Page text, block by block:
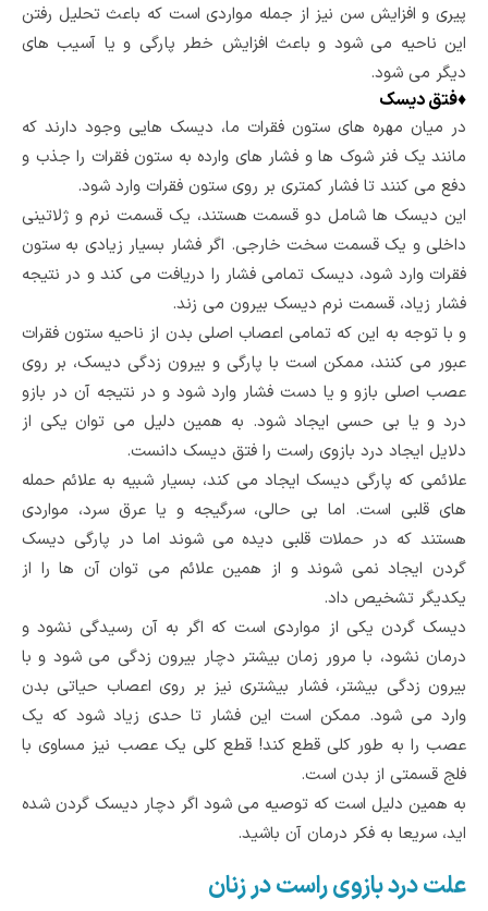
پیری و افزایش سن نیز از جمله مواردی است که باعث تحلیل رفتن
این ناحیه می شود و باعث افزایش خطر پارگی و یا آسیب های
دیگر می شود.
♦فتق دیسک
در میان مهره های ستون فقرات ما، دیسک هایی وجود دارند که
مانند یک فنر شوک ها و فشار های وارده به ستون فقرات را جذب و
دفع می کنند تا فشار کمتری بر روی ستون فقرات وارد شود.
این دیسک ها شامل دو قسمت هستند، یک قسمت نرم و ژلاتینی
داخلی و یک قسمت سخت خارجی. اگر فشار بسیار زیادی به ستون
فقرات وارد شود، دیسک تمامی فشار را دریافت می کند و در نتیجه
فشار زیاد، قسمت نرم دیسک بیرون می زند.
و با توجه به این که تمامی اعصاب اصلی بدن از ناحیه ستون فقرات
عبور می کنند، ممکن است با پارگی و بیرون زدگی دیسک، بر روی
عصب اصلی بازو و یا دست فشار وارد شود و در نتیجه آن در بازو
درد و یا بی حسی ایجاد شود. به همین دلیل می توان یکی از
دلایل ایجاد درد بازوی راست را فتق دیسک دانست.
علائمی که پارگی دیسک ایجاد می کند، بسیار شبیه به علائم حمله
های قلبی است. اما بی حالی، سرگیجه و یا عرق سرد، مواردی
هستند که در حملات قلبی دیده می شوند اما در پارگی دیسک
گردن ایجاد نمی شوند و از همین علائم می توان آن ها را از
یکدیگر تشخیص داد.
دیسک گردن یکی از مواردی است که اگر به آن رسیدگی نشود و
درمان نشود، با مرور زمان بیشتر دچار بیرون زدگی می شود و با
بیرون زدگی بیشتر، فشار بیشتری نیز بر روی اعصاب حیاتی بدن
وارد می شود. ممکن است این فشار تا حدی زیاد شود که یک
عصب را به طور کلی قطع کند! قطع کلی یک عصب نیز مساوی با
فلج قسمتی از بدن است.
به همین دلیل است که توصیه می شود اگر دچار دیسک گردن شده
اید، سریعا به فکر درمان آن باشید.
علت درد بازوی راست در زنان